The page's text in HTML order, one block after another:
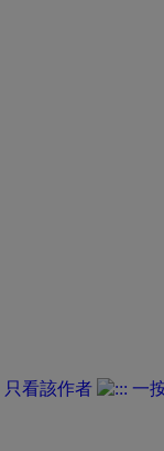
只看該作者